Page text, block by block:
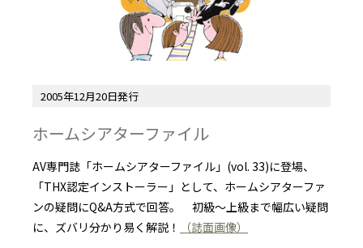
2005年12月20日発行
ホームシアターファイル
AV専門誌「ホームシアターファイル」(vol. 33)に登場、
「THX認定インストーラー」として、ホームシアターファ
ンの疑問にQ&A方式で回答。 初級～上級まで幅広い疑問
に、ズバリ分かり易く解説！
（誌面画像）